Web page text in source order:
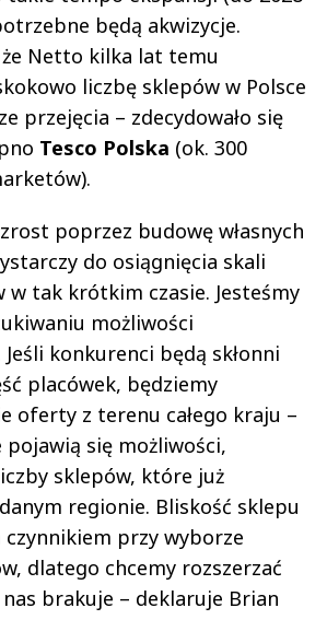
będą akwizycje.
Netto kilka lat temu
liczbę sklepów w Polsce
przejęcia – zdecydowało się
Tesco Polska (ok. 300
poprzez budowę własnych
do osiągnięcia skali
w tak krótkim czasie. Jesteśmy
możliwości
konkurenci będą skłonni
placówek, będziemy
oferty z terenu całego kraju –
pojawią się możliwości,
sklepów, które już
regionie. Bliskość sklepu
przy wyborze
dlatego chcemy rozszerzać
brakuje – deklaruje Brian